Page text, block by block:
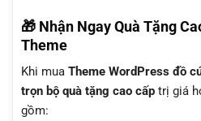
🎁 Nhận Ngay Quà Tặng
Theme
Khi mua Theme WordPress đồ
trọn bộ quà tặng cao cấp trị giá
gồm: